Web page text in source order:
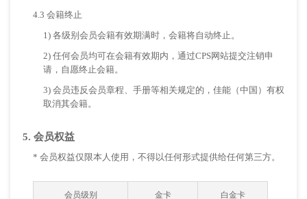
4.3 会籍终止
1) 各级别会员会籍有效期满时，会籍将自动终止。
2) 任何会员均可在会籍有效期内，通过CPS网站提交注销申
请，自愿终止会籍。
3) 会员违反会员章程、手册等相关规定的，佳能（中国）有权
取消其会籍。
5. 会员权益
* 会员权益仅限本人使用，不得以任何形式提供给任何第三方。
会员级别 金卡 白金卡